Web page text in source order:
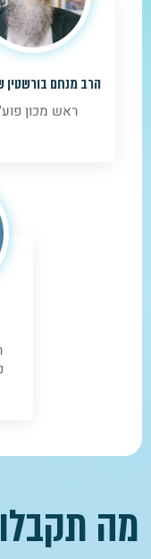
הרב מנחם בורשטין
ראש מכון
מה